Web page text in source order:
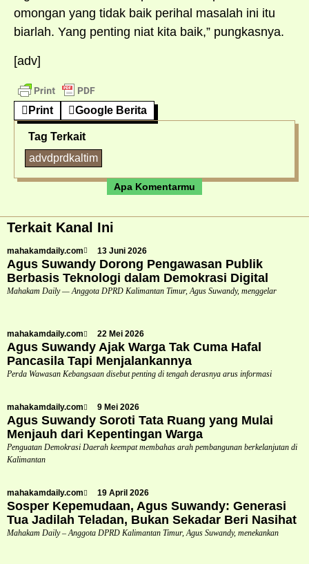
omongan yang tidak baik perihal masalah ini itu
biarlah. Yang penting niat kita baik,” pungkasnya.
[adv]
Print Google Berita
Tag Terkait
advdprdkaltim
Apa Komentarmu
Terkait Kanal Ini
mahakamdaily.com 13 Juni 2026
Agus Suwandy Dorong Pengawasan Publik
Berbasis Teknologi dalam Demokrasi Digital
Mahakam Daily — Anggota DPRD Kalimantan Timur, Agus Suwandy, menggelar
mahakamdaily.com 22 Mei 2026
Agus Suwandy Ajak Warga Tak Cuma Hafal
Pancasila Tapi Menjalankannya
Perda Wawasan Kebangsaan disebut penting di tengah derasnya arus informasi
mahakamdaily.com 9 Mei 2026
Agus Suwandy Soroti Tata Ruang yang Mulai
Menjauh dari Kepentingan Warga
Penguatan Demokrasi Daerah keempat membahas arah pembangunan berkelanjutan di
Kalimantan
mahakamdaily.com 19 April 2026
Sosper Kepemudaan, Agus Suwandy: Generasi
Tua Jadilah Teladan, Bukan Sekadar Beri Nasihat
Mahakam Daily – Anggota DPRD Kalimantan Timur, Agus Suwandy, menekankan